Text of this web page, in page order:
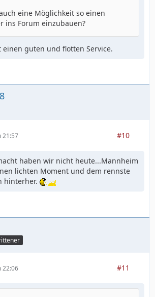
eine Möglichkeit so einen
ins Forum einzubauen?
einen guten und flotten Service.
21:57 #10
haben wir nicht heute...Mannheim
lichten Moment und dem rennste
hinterher.
22:06 #11